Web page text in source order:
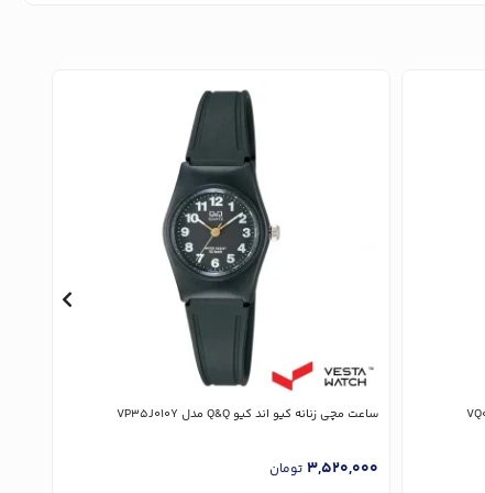
ساعت مچی زنانه کیو اند کیو Q&Q مدل VP35J010Y
3,520,000 تومان